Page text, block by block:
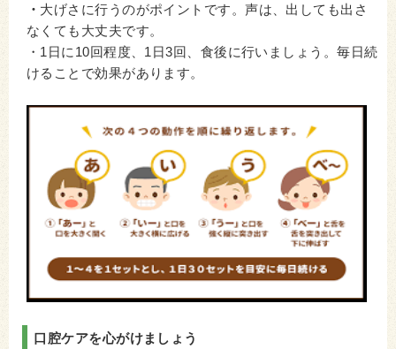
・ 大げさに行うのがポイントです。声は、出しても出さ
なくても大丈夫です。
・1日に10回程度、1日3回、食後に行いましょう。毎日続
けることで効果があります。
口腔ケアを心がけましょう